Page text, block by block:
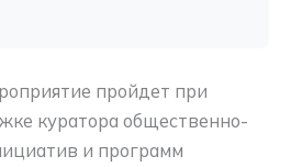
пройдет при
куратора общественно-
и программ